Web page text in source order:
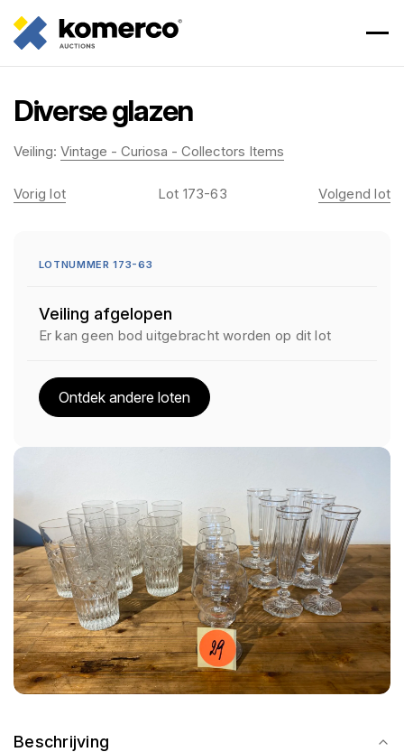
Diverse glazen
Veiling: Vintage - Curiosa - Collectors Items
Beschrijving
Vorig lot Lot 173-63 Volgend lot
LOTNUMMER 173-63
Veiling afgelopen
Er kan geen bod uitgebracht worden op dit lot
Ontdek andere loten